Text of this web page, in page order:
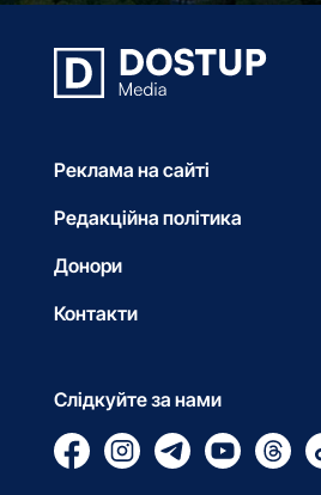
Реклама на сайті
Редакційна політика
Донори
Контакти
Слідкуйте за нами